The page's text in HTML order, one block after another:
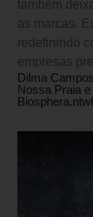
também
as marcas.
redefinindo
empresas
Dilma
Nossa Praia